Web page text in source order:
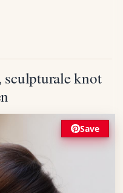
sculpturale knot
Save